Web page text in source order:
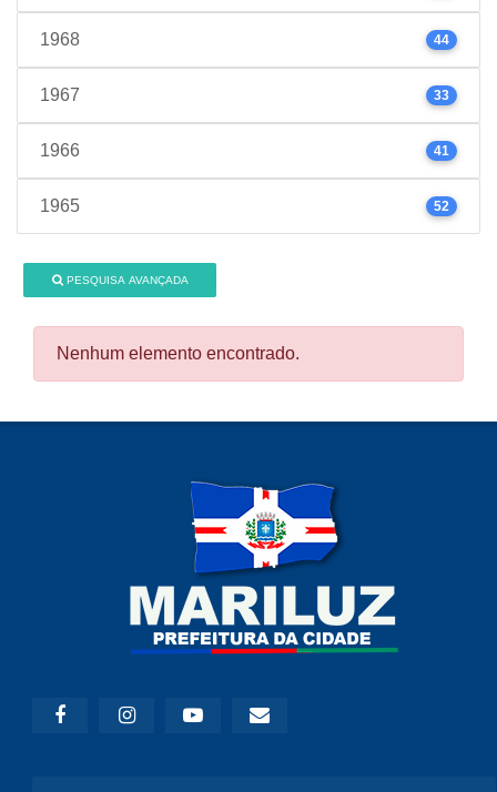
1968 44
1967 33
1966 41
1965 52
PESQUISA AVANÇADA
Nenhum elemento encontrado.